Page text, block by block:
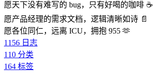
愿天下没有难写的 bug，只有好喝的咖啡 ☕️
愿产品经理的需求文档，逻辑清晰如诗 📄
愿各位同仁，远离 ICU，拥抱 955 🫶
1156 日志
110 分类
164 标签